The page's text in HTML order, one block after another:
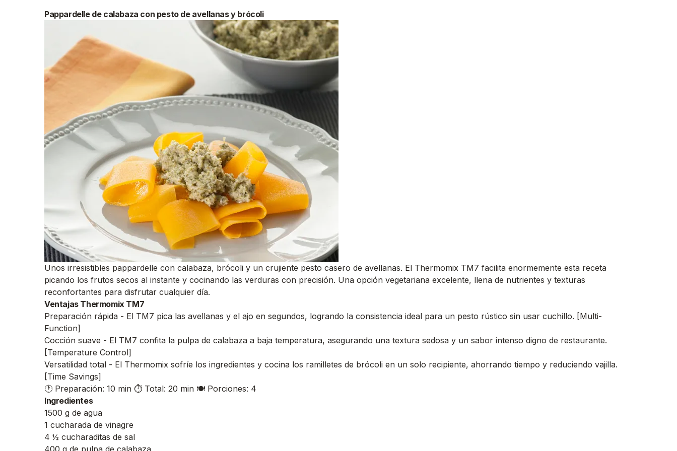
Pappardelle de calabaza con pesto de avellanas y brócoli
Unos irresistibles pappardelle con calabaza, brócoli y un crujiente pesto casero de avellanas. El Thermomix TM7 facilita enormemente esta receta
picando los frutos secos al instante y cocinando las verduras con precisión. Una opción vegetariana excelente, llena de nutrientes y texturas
reconfortantes para disfrutar cualquier día.
Ventajas Thermomix TM7
Preparación rápida - El TM7 pica las avellanas y el ajo en segundos, logrando la consistencia ideal para un pesto rústico sin usar cuchillo. [Multi-
Function]
Cocción suave - El TM7 confita la pulpa de calabaza a baja temperatura, asegurando una textura sedosa y un sabor intenso digno de restaurante.
[Temperature Control]
Versatilidad total - El Thermomix sofríe los ingredientes y cocina los ramilletes de brócoli en un solo recipiente, ahorrando tiempo y reduciendo vajilla.
[Time Savings]
🕐 Preparación: 10 min ⏱️ Total: 20 min 🍽️ Porciones: 4
Ingredientes
1500 g de agua
1 cucharada de vinagre
4 ½ cucharaditas de sal
400 g de pulpa de calabaza